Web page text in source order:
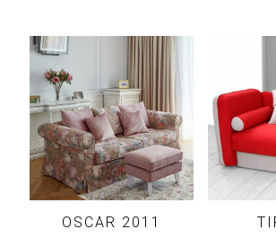
OSCAR 2011